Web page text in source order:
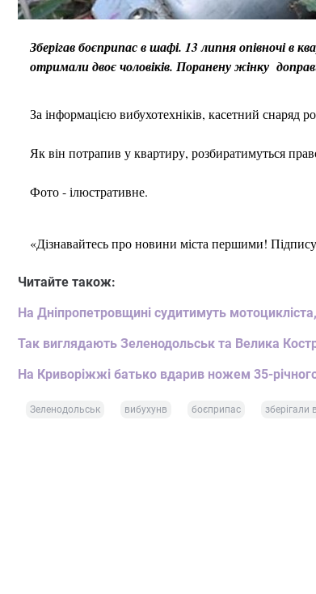
Зберігав боєприпас в шафі. 13 липня опівночі в
отримали двоє чоловіків. Поранену жінку
За інформацією вибухотехніків, касетний снаряд
Як він потрапив у квартиру, розбиратимуться
Фото - ілюстративне.
«Дізнавайтесь про новини міста першими!
Читайте також:
На Дніпропетровщині судитимуть
Так виглядають Зеленодольськ та Велика
На Криворіжжі батько вдарив ножем 35-
Зеленодольськ вибухунв боєприпас зберігали